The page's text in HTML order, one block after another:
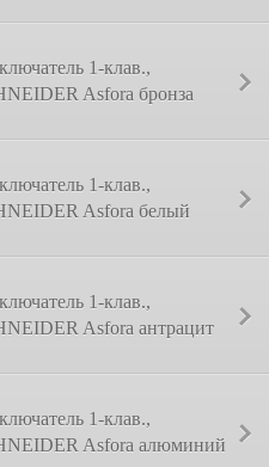
1-клав.,
Asfora бронза
1-клав.,
Asfora белый
1-клав.,
Asfora антрацит
1-клав.,
Asfora алюминий